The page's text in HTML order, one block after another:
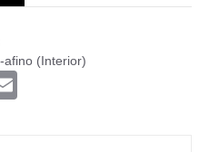
afino (Interior)